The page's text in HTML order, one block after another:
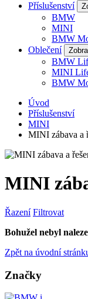
Příslušenství
BMW
MINI
BMW
Oblečení
BMW
MINI
BMW
Úvod
Příslušenství
MINI
MINI zábava a
MINI
Řazení Filtrovat
Bohužel nebyl
Zpět na úvodní
Značky